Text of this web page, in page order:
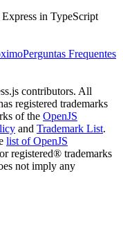
in TypeScript
Perguntas Frequentes
contributors. All
registered trademarks
of the OpenJS
and Trademark List.
list of OpenJS
registered® trademarks
not imply any